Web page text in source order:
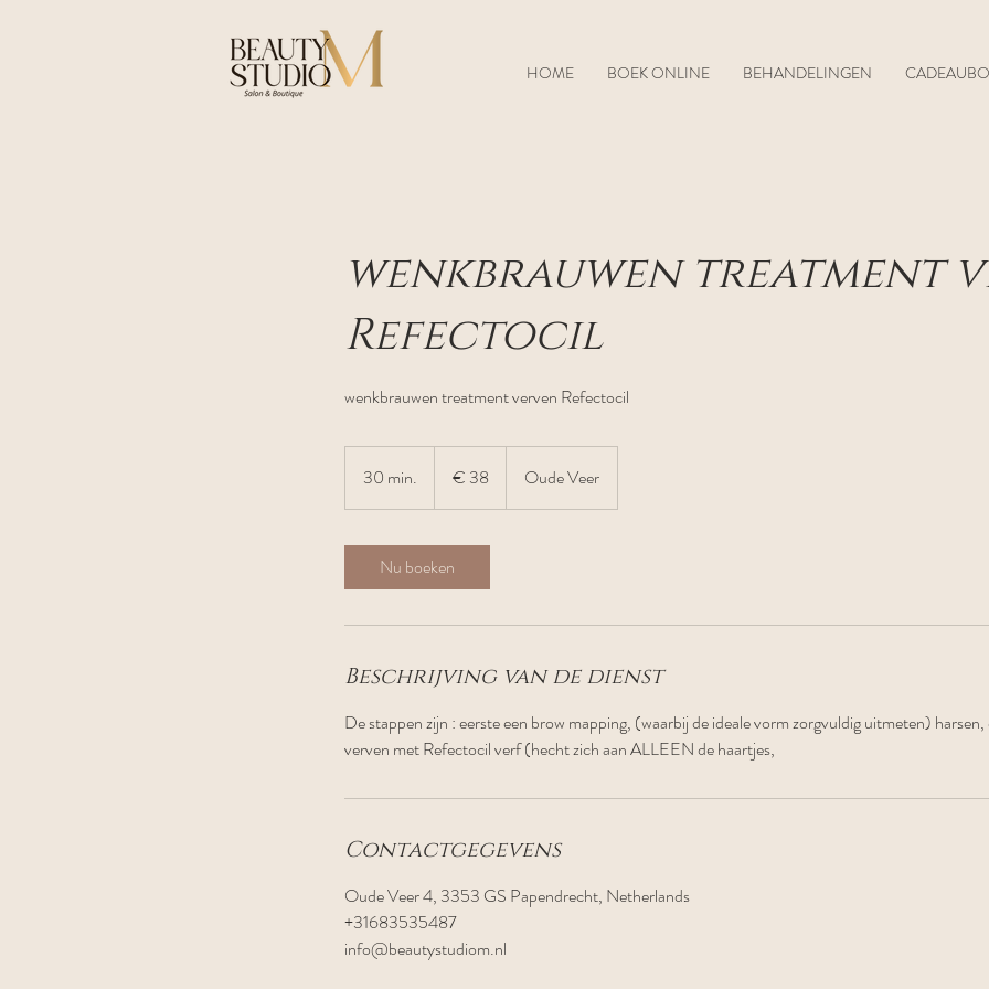
HOME BOEK ONLINE BEHANDELINGEN
wenkbrauwen treatment
Refectocil
wenkbrauwen treatment verven Refectocil
30 min.
0
n
€ 38 Oude Veer
Nu boeken
Beschrijving van de dienst
De stappen zijn : eerste een brow mapping, (waarbij de ideale vorm zorgvuldig uitmeten)
verven met Refectocil verf (hecht zich aan ALLEEN de haartjes,
Contactgegevens
Oude Veer 4, 3353 GS Papendrecht, Netherlands
+31683535487
info@beautystudiom.nl